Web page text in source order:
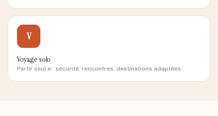
V
Voyage solo
Partir seul·e : sécurité, rencontres, destinations adaptées.